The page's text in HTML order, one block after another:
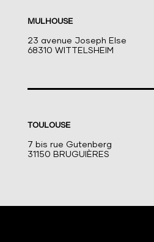
MULHOUSE
23 avenue Joseph Else
68310 WITTELSHEIM
TOULOUSE
7 bis rue Gutenberg
31150 BRUGUIÈRES